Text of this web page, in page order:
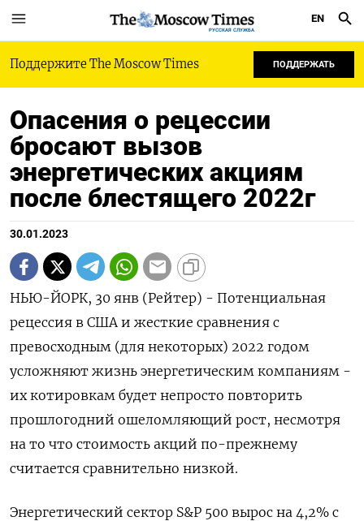
РУССКАЯ СЛУЖБА
EN
Поддержите The Moscow Times ПОДДЕРЖАТЬ
Опасения о рецессии
бросают вызов
энергетических акциям
после блестящего 2022г
30.01.2023
НЬЮ-ЙОРК, 30 янв (Рейтер) - Потенциальная
рецессия в США и жесткие сравнения с
превосходным (для некоторых) 2022 годом
усложняют жизнь энергетическим компаниям -
их котировкам будет непросто повторить
прошлогодний ошеломляющий рост, несмотря
на то что стоимость акций по-прежнему
считается сравнительно низкой.
Энергетический сектор S&P 500 вырос на 4,2% с